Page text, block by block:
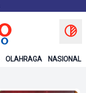
OLAHRAGA NASIONAL